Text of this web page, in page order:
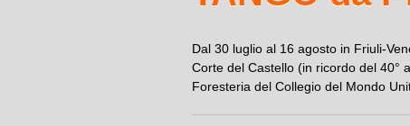
Dal 30 luglio al 16 agosto in Friuli-
Corte del Castello (in ricordo del 40°
Foresteria del Collegio del Mondo